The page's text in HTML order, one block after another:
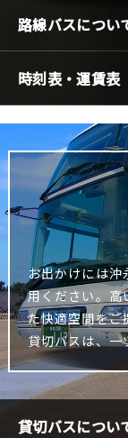
路線バスについ
時刻表・運賃表
お出かけには
用ください。高
た快適空間をご
貸切バスは、一
貸切バスについ